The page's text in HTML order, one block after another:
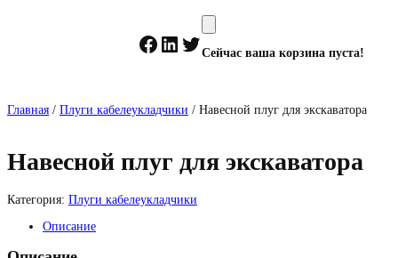
Facebook
LinkedIn
Twitter
Сейчас ваша корзина пуста!
Главная / Плуги кабелеукладчики / Навесной плуг для экскаватора
Навесной плуг для экскаватора
Категория: Плуги кабелеукладчики
Описание